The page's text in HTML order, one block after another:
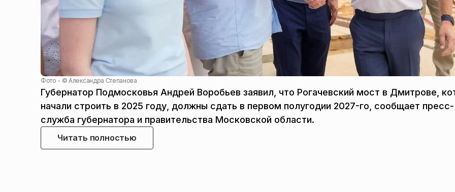
Фото - ©Александра Степанова
Губернатор Подмосковья Андрей Воробьев заявил, что Рогачевский мост в Дмитрове,
начали строить в 2025 году, должны сдать в первом полугодии 2027-го, сообщает пресс-
служба губернатора и правительства Московской области.
Читать полностью